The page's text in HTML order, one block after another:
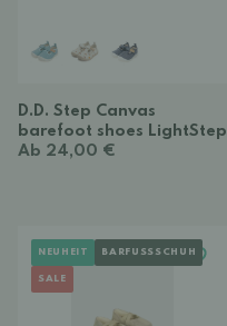
D.D. Step Canvas
barefoot shoes LightStep
Ab 24,00 €
NEUHEIT BARFUSSSCHUH
SALE